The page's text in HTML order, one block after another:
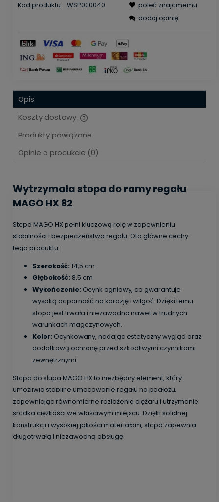
Kod produktu: WSP000040
poleć znajomemu
dodaj opinię
Opis
Koszty dostawy
Cena nie zawiera ewentualnych kosztów płatności
Produkty powiązane
Opinie o produkcie (0)
Wytrzymała stopa do ramy regału
MAGO HX 82
Stopa MAGO HX pełni kluczową rolę w zapewnieniu
stabilności i bezpieczeństwa regału. Oto główne cechy
tego produktu:
Szerokość: 14,5 cm
Głębokość: 8,5 cm
Wykończenie: Ocynk ogniowy, co gwarantuje
wysoką odporność na korozję i wilgoć. Dzięki temu
stopa jest trwała i niezawodna nawet w trudnych
warunkach magazynowych.
Kolor: Ocynkowany, nadając estetyczny wygląd oraz
dodatkową ochronę przed szkodliwymi czynnikami
zewnętrznymi.
Stopa do słupa MAGO HX to niezbędny element, który
umożliwia stabilne umocowanie regału na podłożu,
zapewniając równomierne rozłożenie ciężaru i utrzymanie
środka ciężkości we właściwym miejscu. Dzięki solidnej
konstrukcji i wysokiej jakości materiałom, stopa zapewnia
długotrwałą i niezawodną obsługę.